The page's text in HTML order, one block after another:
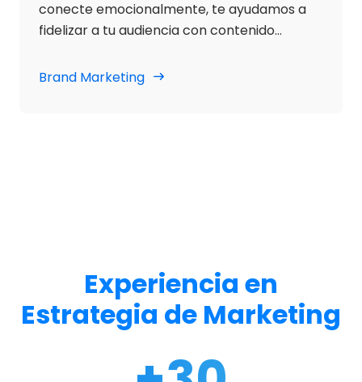
conecte emocionalmente, te ayudamos a
fidelizar a tu audiencia con contenido
Brand Marketing
Experiencia en
Estrategia de Marketing